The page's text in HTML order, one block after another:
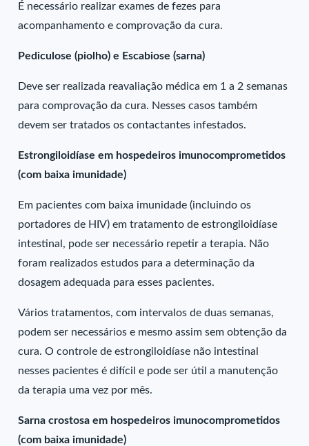
É necessário realizar exames de fezes para
acompanhamento e comprovação da cura.
Pediculose (piolho) e Escabiose (sarna)
Deve ser realizada reavaliação médica em 1 a 2 semanas
para comprovação da cura. Nesses casos também
devem ser tratados os contactantes infestados.
Estrongiloidíase em hospedeiros imunocomprometidos
(com baixa imunidade)
Em pacientes com baixa imunidade (incluindo os
portadores de HIV) em tratamento de estrongiloidíase
intestinal, pode ser necessário repetir a terapia. Não
foram realizados estudos para a determinação da
dosagem adequada para esses pacientes.
Vários tratamentos, com intervalos de duas semanas,
podem ser necessários e mesmo assim sem obtenção da
cura. O controle de estrongiloidíase não intestinal
nesses pacientes é difícil e pode ser útil a manutenção
da terapia uma vez por mês.
Sarna crostosa em hospedeiros imunocomprometidos
(com baixa imunidade)